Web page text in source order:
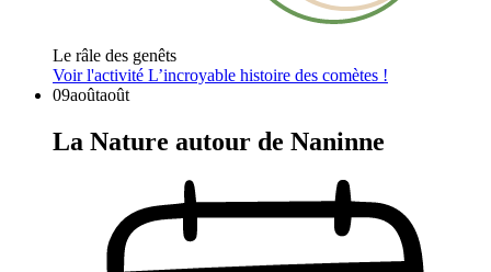
Le râle des genêts
Voir l'activité L’incroyable histoire des comètes !
09aoûtaoût
La Nature autour de Naninne